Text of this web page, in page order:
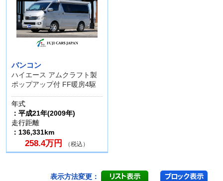
バンコン
ハイエース アムクラフト製
ポップアップ付 FF暖房4駆
年式
：平成21年(2009年)
走行距離
：136,331km
258.4万円 （税込）
表示方法変更：